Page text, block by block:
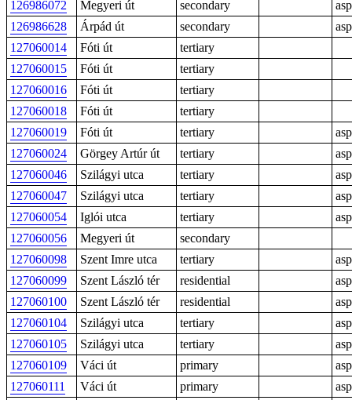
126986072 Megyeri út secondary
126986628
Árpád út secondary
127060014
Fóti út
tertiary
127060015
Fóti út
tertiary
127060016
Fóti út
tertiary
127060018
Fóti út
tertiary
127060019
Fóti út tertiary
127060024
Görgey Artúr út tertiary
127060046
Szilágyi utca tertiary
127060047
Szilágyi utca tertiary
127060054
Iglói utca tertiary
127060056
Megyeri út
secondary
127060098
Szent Imre utca tertiary
127060099
Szent László tér residential
127060100
Szent László tér residential
127060104
Szilágyi utca tertiary
127060105
Szilágyi utca tertiary
127060109
Váci út primary
127060111
Váci út primary